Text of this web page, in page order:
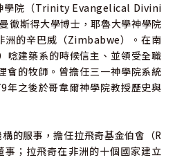
學院（Trinity Evangelical Divini
徹斯得大學博士，耶魯大學神學院
洲的辛巴威（Zimbabwe）。在南
唸建築系的時候信主、並領受全職
會的牧師。曾擔任三一神學院系統
年之後於哥韋爾神學院教授歷史與
的服事，擔任拉飛奇基金伯會（R
；拉飛奇在非洲的十個國家建立